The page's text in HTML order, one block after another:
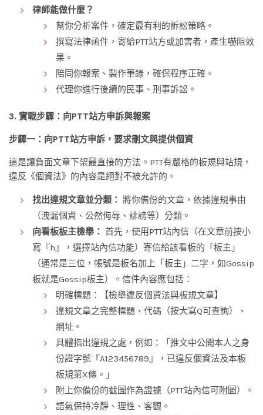
律師能做什麼？
幫你分析案件，確定最有利的訴訟策略。
撰寫法律函件，寄給PTT站方或加害者，產生嚇阻效
果。
陪同你報案、製作筆錄，確保程序正確。
代理你進行後續的民事、刑事訴訟。
3. 實戰步驟：向PTT站方申訴與報案
步驟一：向PTT站方申訴，要求刪文與提供個資
這是讓負面文章下架最直接的方法。PTT有嚴格的板規與站規，
違反《個資法》的內容是絕對不被允許的。
找出違規文章並分類： 將你備份的文章，依據違規事由
（洩漏個資、公然侮辱、誹謗等）分類。
向看板板主檢舉： 首先，使用PTT站內信（在文章前按小
寫『h』，選擇站內信功能）寄信給該看板的「板主」
（通常是三位，帳號是板名加上「板主」二字，如Gossip
板就是Gossip板主）。信件內容應包括：
明確標題：【檢舉違反個資法與板規文章】
違規文章之完整標題、代碼（按大寫Q可查詢）、
網址。
具體指出違規之處，例如：「推文中公開本人之身
份證字號『A123456789』，已違反個資法及本板
板規第X條。」
附上你備份的截圖作為證據（PTT站內信可附圖）。
語氣保持冷靜、理性、客觀。